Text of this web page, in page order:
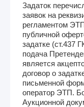
Задаток
заявок на
регламентом
публичной
задатке (ст.437
подача
является
договор о
письменной
оператор ЭТП.
Аукционной